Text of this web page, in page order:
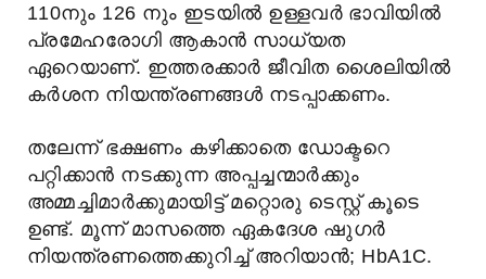
110നും 126 നും ഇടയില്‍ ഉള്ളവര്‍ ഭാവിയില്‍
പ്രമേഹരോഗി ആകാന്‍ സാധ്യത
ഏറെയാണ്‌. ഇത്തരക്കാര്‍ ജീവിത ശൈലിയില്‍
കര്‍ശന നിയന്ത്രണങ്ങള്‍ നടപ്പാക്കണം.
തലേന്ന് ഭക്ഷണം കഴിക്കാതെ ഡോക്ടറെ
പറ്റിക്കാൻ നടക്കുന്ന അപ്പച്ചന്മാർക്കും
അമ്മച്ചിമാർക്കുമായിട്ട് മറ്റൊരു ടെസ്റ്റ് കൂടെ
ഉണ്ട്. മൂന്ന് മാസത്തെ ഏകദേശ ഷുഗർ
നിയന്ത്രണത്തെക്കുറിച്ച് അറിയാൻ; HbA1C.